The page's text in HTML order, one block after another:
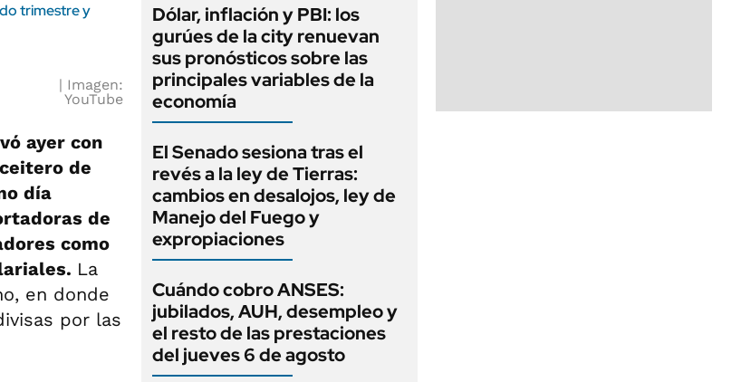
trimestre y
Imagen:
YouTube
ayer con
de
día
de
como
La
en donde
por las
Dólar, inflación y PBI: los
gurúes de la city renuevan
sus pronósticos sobre las
principales variables de la
economía
El Senado sesiona tras el
revés a la ley de Tierras:
cambios en desalojos, ley de
Manejo del Fuego y
expropiaciones
Cuándo cobro ANSES:
jubilados, AUH, desempleo y
el resto de las prestaciones
del jueves 6 de agosto